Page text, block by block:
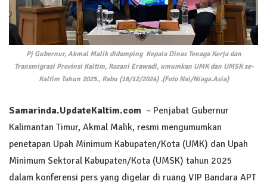
Pj Gubernur, Akmal Malik didamping Kepala Dinas Tenaga Kerja dan
Transmigrasi Provinsi Kaltim, Rozani Erawadi, umumkan UMK dan UMSK se-
Kaltim Tahun 2025., Rabu (18/12/2024) .(Foto Nai/Niaga.Asia)
Samarinda.UpdateKaltim.com – Penjabat Gubernur
Kalimantan Timur, Akmal Malik, resmi mengumumkan
penetapan Upah Minimum Kabupaten/Kota (UMK) dan Upah
Minimum Sektoral Kabupaten/Kota (UMSK) tahun 2025
dalam konferensi pers yang digelar di ruang VIP Bandara APT